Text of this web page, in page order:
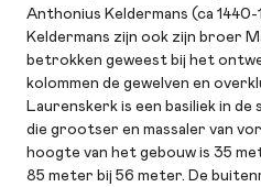
Anthonius Keldermans (ca
Keldermans zijn ook zijn broer
betrokken geweest bij het
kolommen de gewelven en
Laurenskerk is een basiliek in
die grootser en massaler van
hoogte van het gebouw is 35
85 meter bij 56 meter. De